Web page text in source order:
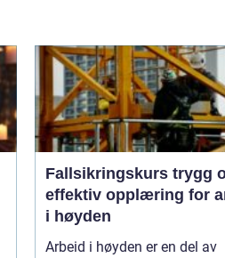
Fallsikringskurs trygg og
effektiv opplæring for
i høyden
Arbeid i høyden er en del av